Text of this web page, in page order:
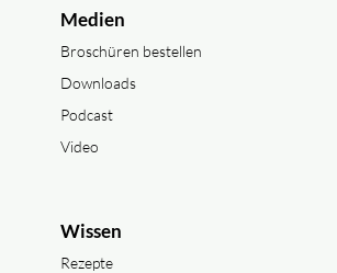
Medien
Broschüren bestellen
Downloads
Podcast
Video
Wissen
Rezepte